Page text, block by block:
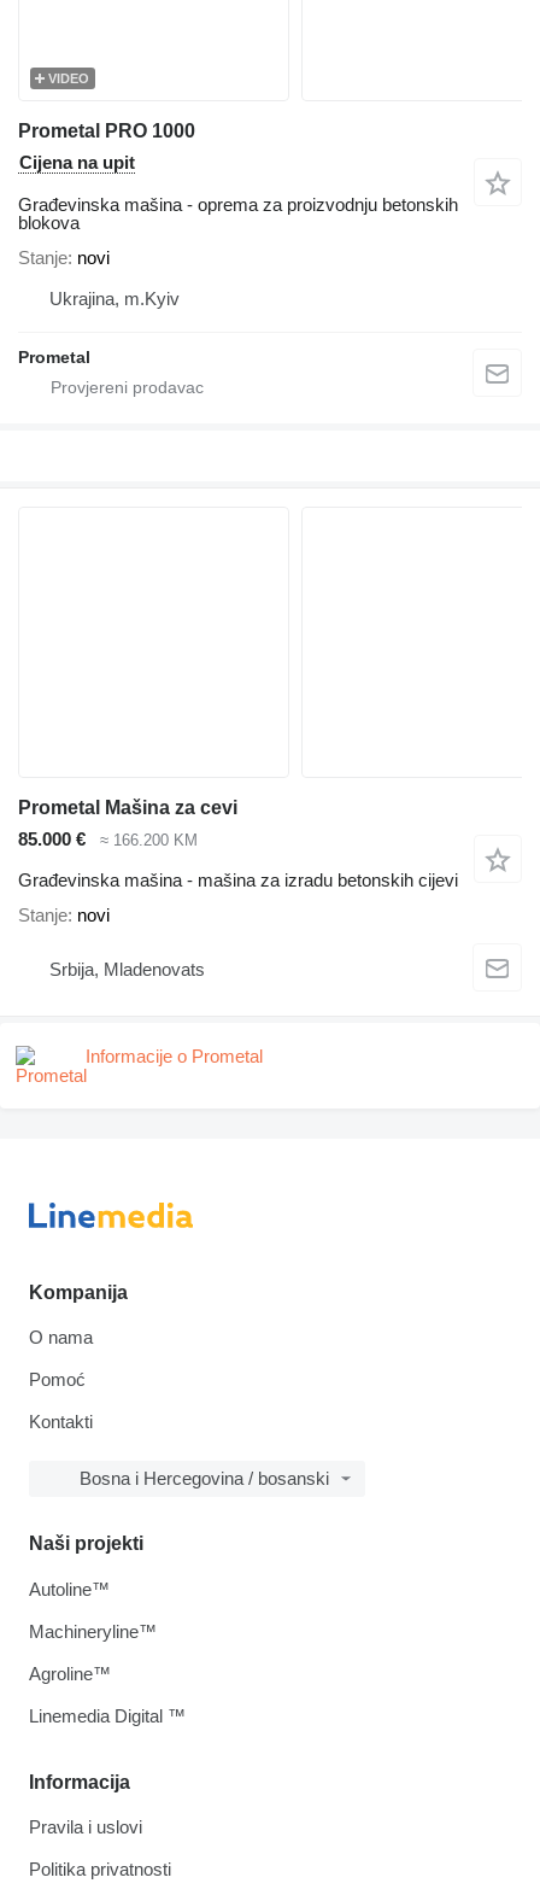
VIDEO
Prometal PRO 1000
Cijena na upit
Građevinska mašina - oprema za proizvodnju betonskih
blokova
Stanje novi
Ukrajina, m.Kyiv
Prometal
Prometal Mašina za cevi
85.000 €
≈ 166.200 KM
Građevinska mašina - mašina za izradu betonskih cijevi
Stanje novi
Srbija, Mladenovats
Informacije o Prometal
Kompanija
O nama
Pomoć
Kontakti
Bosna i Hercegovina / bosanski
Informacija
Pravila i uslovi
Politika privatnosti
Naši projekti
Autoline™
Machineryline™
Agroline™
Linemedia Digital ™